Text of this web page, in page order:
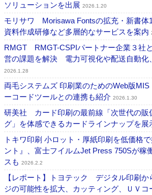
ソリューションを出展 2026.1.20
モリサワ Morisawa Fontsの拡充・新書体
資料作成研修など多層的なサービスを案内
RMGT RMGT-CSPIパートナー企業３社
営の課題を解決 電力可視化や配送自動化
2026.1.28
両毛システムズ 印刷業のためのWeb版MIS
ーコードツールとの連携も紹介 2026.1.30
研美社 カード印刷の最前線「次世代の販
グ」を体感できるカードラインナップを展
トキワ印刷 小ロット・厚紙印刷を低価格
ント』、富士フイルムJet Press 750Sが稼
スも 2026.2.2
【レポート】トヨテック デジタル印刷か
ジの可能性を拡大、カッティング、ＵＶ